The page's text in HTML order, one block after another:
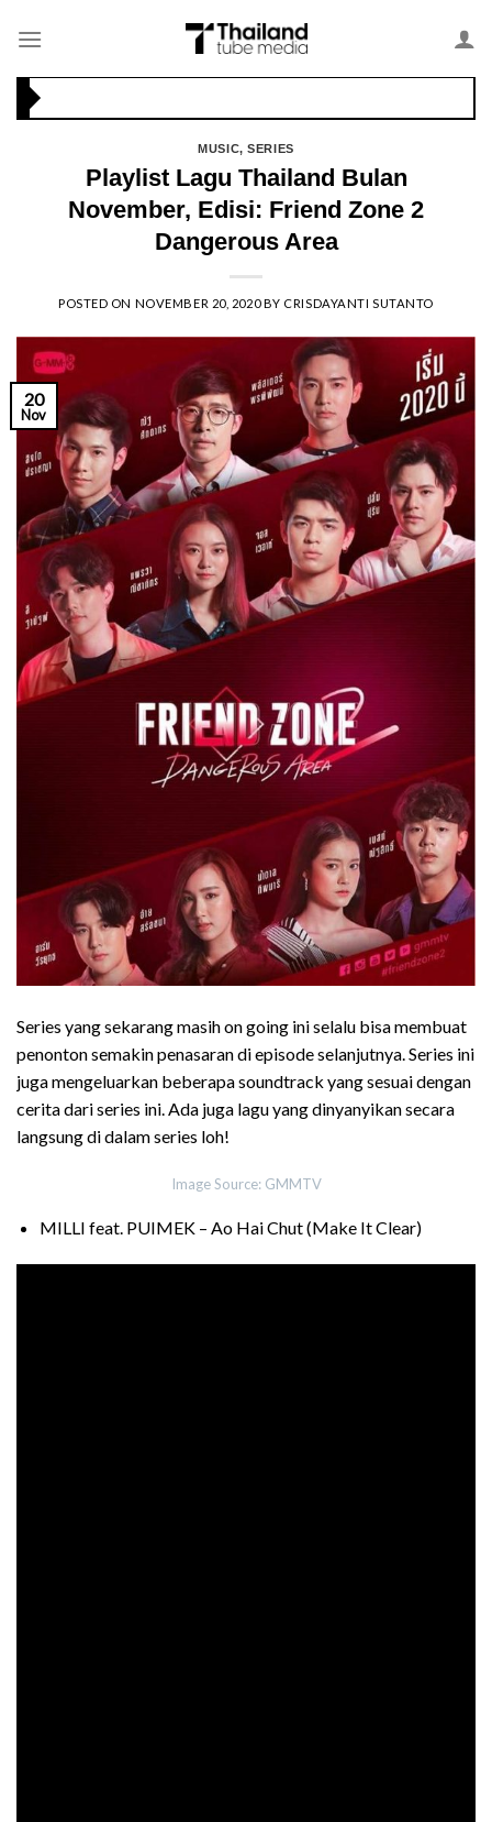
MUSIC,SERIES
Playlist Lagu Thailand Bulan
November, Edisi: Friend Zone 2
Dangerous Area
POSTED ON NOVEMBER 20, 2020 BY CRISDAYANTI SUTANTO
20
Nov
Series yang sekarang masih on going ini selalu bisa membuat
penonton semakin penasaran di episode selanjutnya. Series ini
juga mengeluarkan beberapa soundtrack yang sesuai dengan
cerita dari series ini. Ada juga lagu yang dinyanyikan secara
langsung di dalam series loh!
Image Source: GMMTV
MILLI feat. PUIMEK – Ao Hai Chut (Make It Clear)